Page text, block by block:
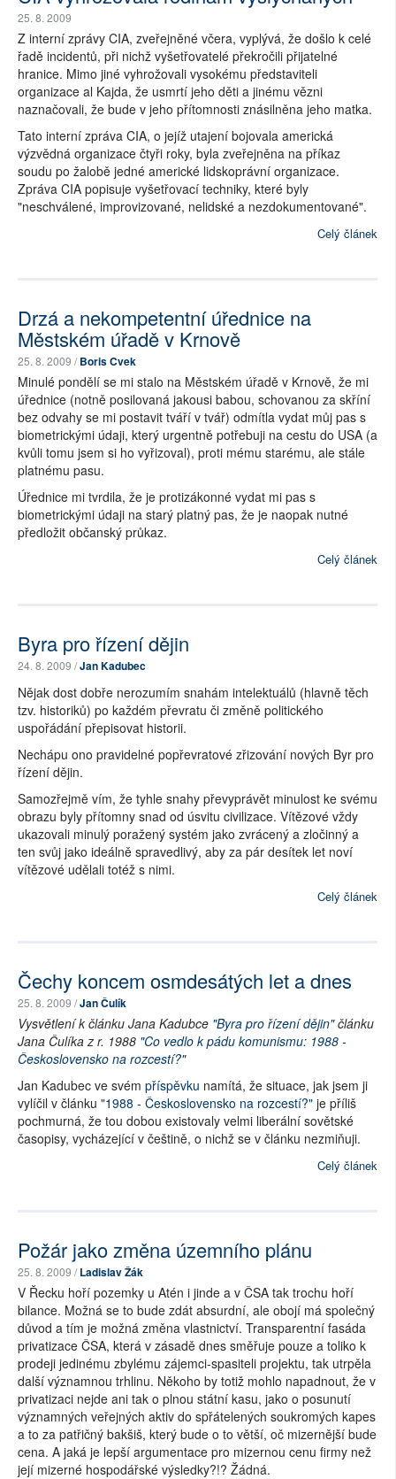
25. 8. 2009
Z interní zprávy CIA, zveřejněné včera, vyplývá, že došlo k celé
řadě incidentů, při nichž vyšetřovatelé překročili přijatelné
hranice. Mimo jiné vyhrožovali vysokému představiteli
organizace al Kajda, že usmrtí jeho děti a jinému vězni
naznačovali, že bude v jeho přítomnosti znásilněna jeho matka.
Tato interní zpráva CIA, o jejíž utajení bojovala americká
výzvědná organizace čtyři roky, byla zveřejněna na příkaz
soudu po žalobě jedné americké lidskoprávní organizace.
Zpráva CIA popisuje vyšetřovací techniky, které byly
"neschválené, improvizované, nelidské a nezdokumentované".
Celý článek
Drzá a nekompetentní úřednice na
Městském úřadě v Krnově
25. 8. 2009 /Boris Cvek
Minulé pondělí se mi stalo na Městském úřadě v Krnově, že mi
úřednice (notně posilovaná jakousi babou, schovanou za skříní
bez odvahy se mi postavit tváří v tvář) odmítla vydat můj pas s
biometrickými údaji, který urgentně potřebuji na cestu do USA (a
kvůli tomu jsem si ho vyřizoval), proti mému starému, ale stále
platnému pasu.
Úřednice mi tvrdila, že je protizákonné vydat mi pas s
biometrickými údaji na starý platný pas, že je naopak nutné
předložit občanský průkaz.
Celý článek
Byra pro řízení dějin
24. 8. 2009 /Jan Kadubec
Nějak dost dobře nerozumím snahám intelektuálů (hlavně těch
tzv. historiků) po každém převratu či změně politického
uspořádání přepisovat historii.
Nechápu ono pravidelné popřevratové zřizování nových Byr pro
řízení dějin.
Samozřejmě vím, že tyhle snahy převyprávět minulost ke svému
obrazu byly přítomny snad od úsvitu civilizace. Vítězové vždy
ukazovali minulý poražený systém jako zvrácený a zločinný a
ten svůj jako ideálně spravedlivý, aby za pár desítek let noví
vítězové udělali totéž s nimi.
Celý článek
Čechy koncem osmdesátých let a dnes
25. 8. 2009 /Jan Čulík
Vysvětlení k článku Jana Kadubce "Byra pro řízení dějin"článku
Jana Čulíka z r. 1988 "Co vedlo k pádu komunismu: 1988 -
Československo na rozcestí?"
Jan Kadubec ve svém příspěvku namítá, že situace, jak jsem ji
vylíčil v článku "1988 - Československo na rozcestí?" je příliš
pochmurná, že tou dobou existovaly velmi liberální sovětské
časopisy, vycházející v češtině, o nichž se v článku nezmiňuji.
Celý článek
Požár jako změna územního plánu
25. 8. 2009 /Ladislav Žák
V Řecku hoří pozemky u Atén i jinde a v ČSA tak trochu hoří
bilance. Možná se to bude zdát absurdní, ale obojí má společný
důvod a tím je možná změna vlastnictví. Transparentní fasáda
privatizace ČSA, která v zásadě dnes směřuje pouze a toliko k
prodeji jedinému zbylému zájemci-spasiteli projektu, tak utrpěla
další významnou trhlinu. Někoho by totiž mohlo napadnout, že v
privatizaci nejde ani tak o plnou státní kasu, jako o posunutí
významných veřejných aktiv do spřátelených soukromých kapes
a to za patřičný bakšiš, který bude o to větší, oč mizernější bude
cena. A jaká je lepší argumentace pro mizernou cenu firmy než
její mizerné hospodářské výsledky?!? Žádná.